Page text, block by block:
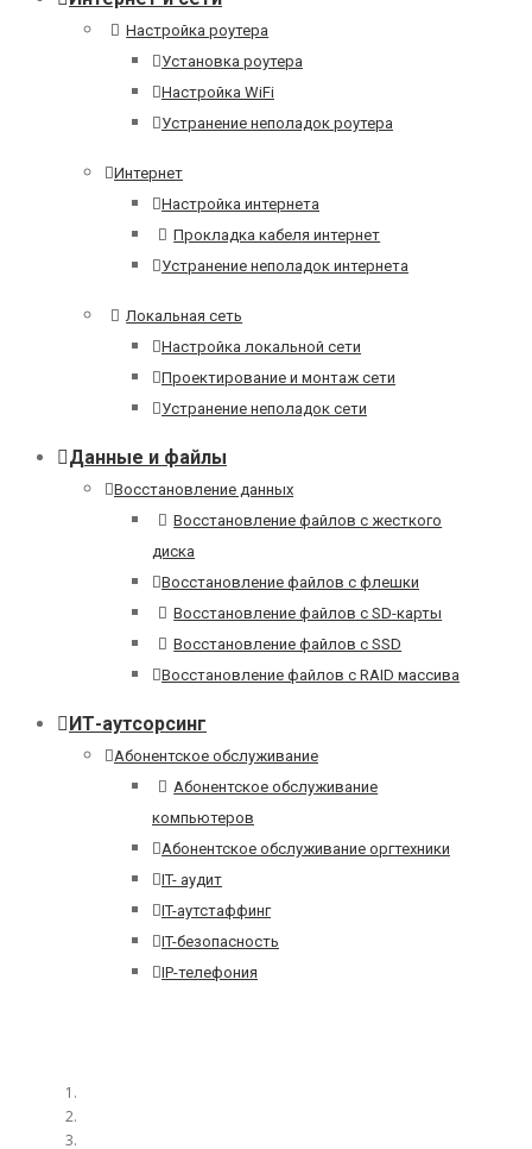
Настройка роутера
Установка роутера
Настройка WiFi
Устранение неполадок роутера
Интернет
Настройка интернета
Прокладка кабеля интернет
Устранение неполадок интернета
Локальная сеть
Настройка локальной сети
Проектирование и монтаж сети
Устранение неполадок сети
Данные и файлы
Восстановление данных
Восстановление файлов с жесткого
диска
Восстановление файлов с флешки
Восстановление файлов с SD-карты
Восстановление файлов с SSD
Восстановление файлов с RAID массива
ИТ-аутсорсинг
Абонентское обслуживание
Абонентское обслуживание
компьютеров
Абонентское обслуживание оргтехники
IT- аудит
IT-аутстаффинг
IT-безопасность
IP-телефония